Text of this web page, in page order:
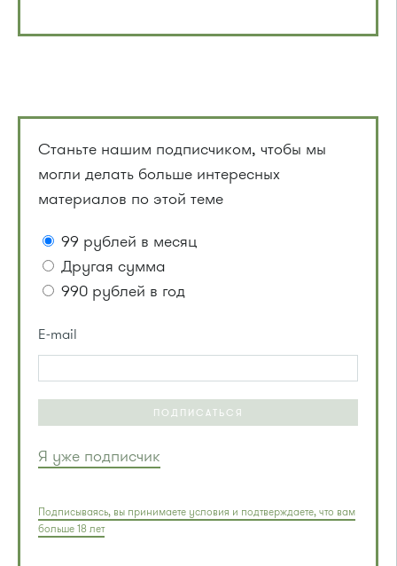
Станьте нашим подписчиком, чтобы мы
могли делать больше интересных
материалов по этой теме
99 рублей в месяц
Другая сумма
990 рублей в год
E-mail
ПОДПИСАТЬСЯ
Я уже подписчик
Подписываясь, вы принимаете условия и подтверждаете, что вам
больше 18 лет